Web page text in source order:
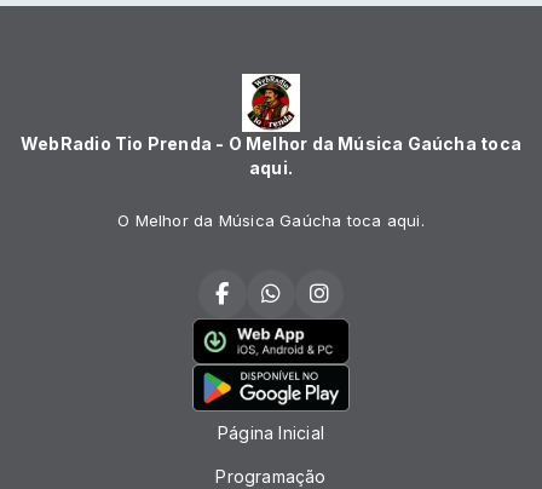
WebRadio Tio Prenda - O Melhor da Música Gaúcha toca
aqui.
O Melhor da Música Gaúcha toca aqui.
Página Inicial
Programação